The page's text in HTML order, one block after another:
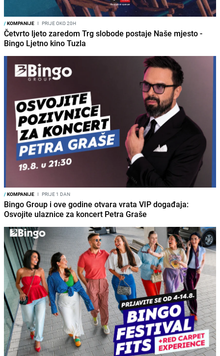
/KOMPANIJE I PRIJE OKO 20H
Četvrto ljeto zaredom Trg slobode postaje Naše mjesto -
Bingo Ljetno kino Tuzla
/KOMPANIJE I PRIJE 1 DAN
Bingo Group i ove godine otvara vrata VIP događaja:
Osvojite ulaznice za koncert Petra Graše